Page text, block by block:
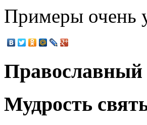
Примеры очень
Православный
Мудрость